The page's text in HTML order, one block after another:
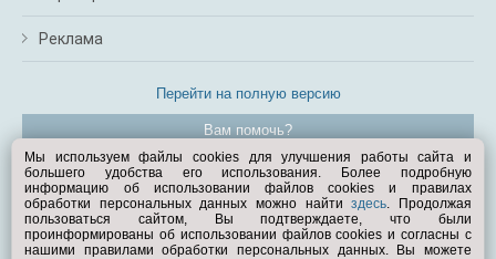
Реклама
Перейти на полную версию
Вам помочь?
© Exist.ru 1998—2026
Мы используем файлы cookies для улучшения работы сайта и
большего удобства его использования. Более подробную
информацию об использовании файлов cookies и правилах
обработки персональных данных можно найтиздесь. Продолжая
пользоваться сайтом, Вы подтверждаете, что были
проинформированы об использовании файлов cookies и согласны с
нашими правилами обработки персональных данных. Вы можете